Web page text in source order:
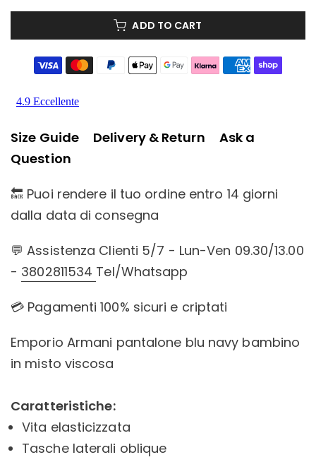
ADD TO CART
Size Guide Delivery & Return
Ask a
Question
🔙 Puoi rendere il tuo ordine entro 14 giorni
dalla data di consegna
💬 Assistenza Clienti 5/7 - Lun-Ven 09.30/13.00
- 3802811534 Tel/Whatsapp
💳 Pagamenti 100% sicuri e criptati
Emporio Armani pantalone blu navy bambino
in misto viscosa
Caratteristiche:
Vita elasticizzata
Tasche laterali oblique